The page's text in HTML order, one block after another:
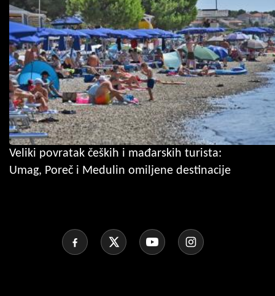
Veliki povratak čeških i mađarskih turista:
Umag, Poreč i Medulin omiljene destinacije